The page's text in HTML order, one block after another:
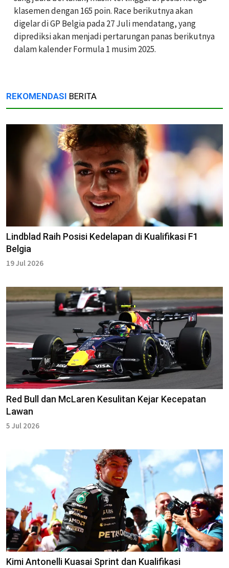
klasemen dengan 165 poin. Race berikutnya akan
digelar di GP Belgia pada 27 Juli mendatang, yang
diprediksi akan menjadi pertarungan panas berikutnya
dalam kalender Formula 1 musim 2025.
REKOMENDASI BERITA
Lindblad Raih Posisi Kedelapan di Kualifikasi F1
Belgia
19 Jul 2026
Red Bull dan McLaren Kesulitan Kejar Kecepatan
Lawan
5 Jul 2026
Kimi Antonelli Kuasai Sprint dan Kualifikasi